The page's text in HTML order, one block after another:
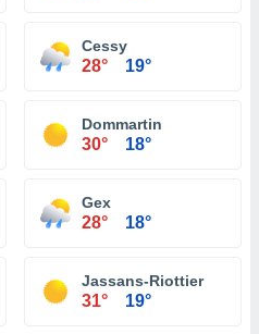
Cessy
28° 19°
Dommartin
30° 18°
Gex
28° 18°
Jassans-Riottier
31° 19°